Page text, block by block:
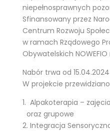
niepełnosprawnych
Sfinansowany przez
Centrum Rozwoju
w ramach Rządowego
Obywatelskich
Nabór trwa od
W projekcie
1. Alpakoterapia –
oraz grupowe
2. Integracja